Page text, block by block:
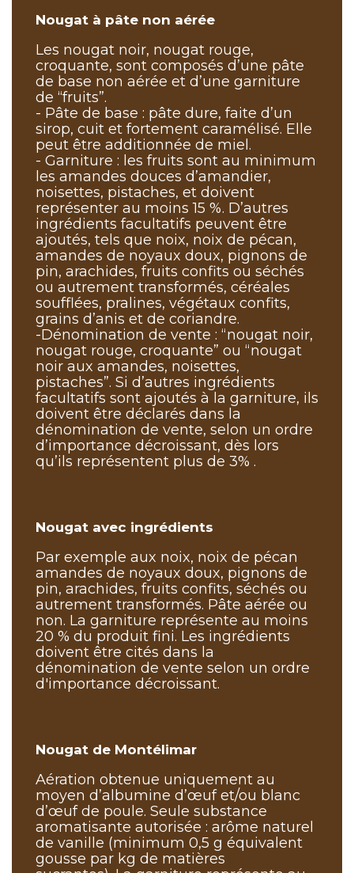
Nougat à pâte non aérée
Les nougat noir, nougat rouge,
croquante, sont composés d’une pâte
de base non aérée et d’une garniture
de “fruits”.
- Pâte de base : pâte dure, faite d’un
sirop, cuit et fortement caramélisé. Elle
peut être additionnée de miel.
- Garniture : les fruits sont au minimum
les amandes douces d’amandier,
noisettes, pistaches, et doivent
représenter au moins 15 %. D’autres
ingrédients facultatifs peuvent être
ajoutés, tels que noix, noix de pécan,
amandes de noyaux doux, pignons de
pin, arachides, fruits confits ou séchés
ou autrement transformés, céréales
soufflées, pralines, végétaux confits,
grains d’anis et de coriandre.
-Dénomination de vente : “nougat noir,
nougat rouge, croquante” ou “nougat
noir aux amandes, noisettes,
pistaches”. Si d’autres ingrédients
facultatifs sont ajoutés à la garniture, ils
doivent être déclarés dans la
dénomination de vente, selon un ordre
d’importance décroissant, dès lors
qu’ils représentent plus de 3% .
Nougat avec ingrédients
Par exemple aux noix, noix de pécan
amandes de noyaux doux, pignons de
pin, arachides, fruits confits, séchés ou
autrement transformés. Pâte aérée ou
non. La garniture représente au moins
20 % du produit fini. Les ingrédients
doivent être cités dans la
dénomination de vente selon un ordre
d'importance décroissant.
Nougat de Montélimar
Aération obtenue uniquement au
moyen d’albumine d’œuf et/ou blanc
d’œuf de poule. Seule substance
aromatisante autorisée : arôme naturel
de vanille (minimum 0,5 g équivalent
gousse par kg de matières